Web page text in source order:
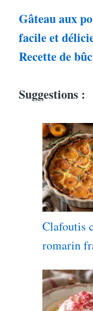
Gâteau aux
facile et
Recette de
Suggestions :
Clafoutis
romarin